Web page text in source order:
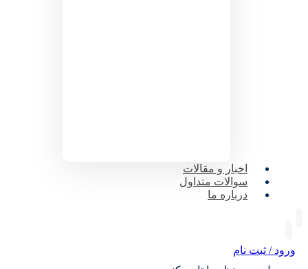
اخبار و مقالات
سوالات متداول
درباره ما
ورود / ثبت نام